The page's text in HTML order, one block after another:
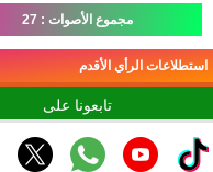
مجموع الأصوات : 27
استطلاعات الرأي الأقدم
تابعونا على